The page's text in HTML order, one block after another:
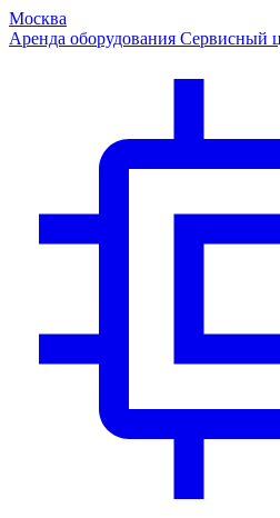
Москва
Аренда оборудования Сервисный